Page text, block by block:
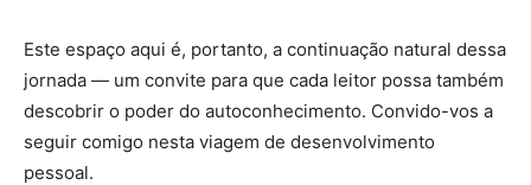
Este espaço aqui é, portanto, a continuação natural dessa
jornada — um convite para que cada leitor possa também
descobrir o poder do autoconhecimento. Convido-vos a
seguir comigo nesta viagem de desenvolvimento
pessoal.